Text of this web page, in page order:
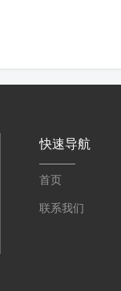
快速导航
首页
联系我们